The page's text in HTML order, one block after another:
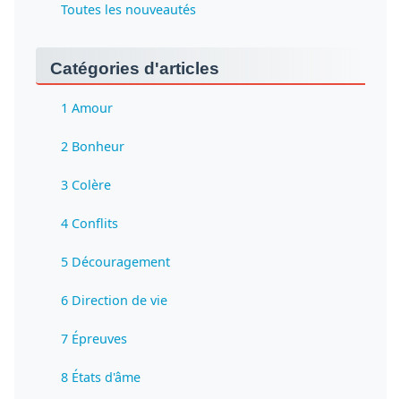
Toutes les nouveautés
Catégories d'articles
1 Amour
2 Bonheur
3 Colère
4 Conflits
5 Découragement
6 Direction de vie
7 Épreuves
8 États d'âme